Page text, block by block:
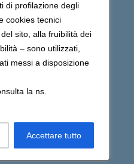
di profilazione degli
cookies tecnici
sito, alla fruibilità dei
– sono utilizzati,
messi a disposizione
la ns.
Accettare tutto